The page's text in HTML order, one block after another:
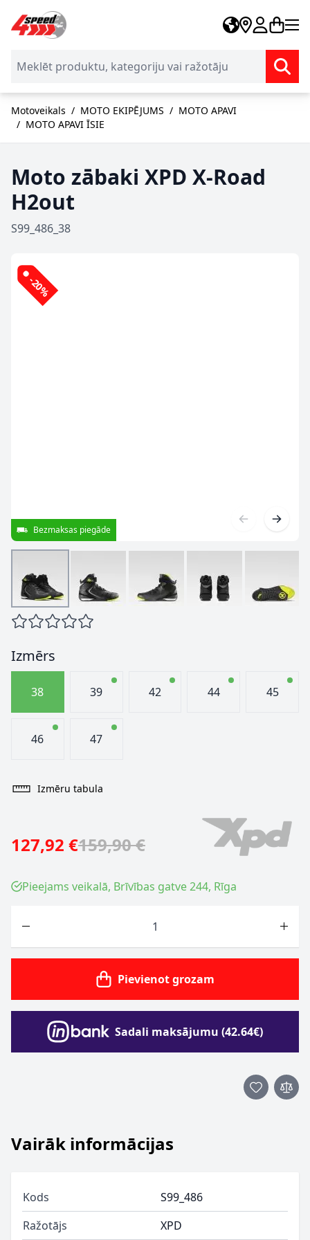
Skip to Content
Motoveikals / MOTO EKIPĒJUMS / MOTO APAVI
/ MOTO APAVI ĪSIE
Moto zābaki XPD X-Road
H2out
S99_486_38
-20%
Bezmaksas piegāde
Izmērs
38 39 42 44 45
46 47
Izmēru tabula
127,92 €159,90 €
Pieejams veikalā, Brīvības gatve 244, Rīga
Pievienot grozam
Sadali maksājumu (42.64€)
Vairāk informācijas
Kods
S99_486
Ražotājs
XPD